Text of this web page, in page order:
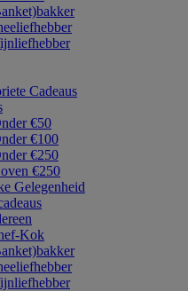
Cadeaus
€50
€100
€250
€250
Gelegenheid
Kok